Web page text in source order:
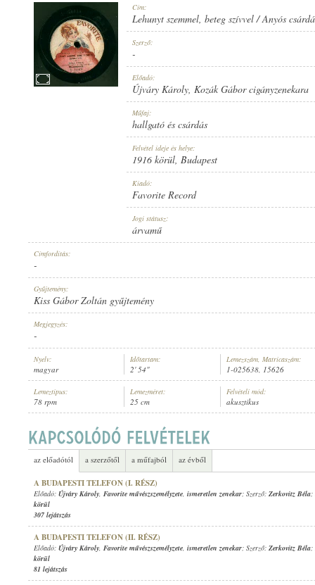
ÚJVÁRY KÁROLY KOZÁK GÁBOR CIGÁNYZENEKARA
HALLGATÓ ÉS CSÁRDÁS
LEMEZSZÁM:
Cím:
Lehunyt szemmel, beteg szívvel / Anyós
Szerző:
-
Előadó:
Újváry Károly, Kozák Gábor cigányzenekara
Műfaj:
hallgató és csárdás
Felvétel ideje és helye:
1916 körül, Budapest
Kiadó:
Favorite Record
Jogi státusz:
árvamű
Címfordítás:
-
Gyűjtemény:
Kiss Gábor Zoltán gyűjtemény
Megjegyzés:
-
Nyelv:
magyar
Időtartam:
2' 54"
Lemezszám, Matricaszám:
1-025638, 15626
Lemeztípus:
78 rpm
Lemezméret:
25 cm
Felvételi mód:
akusztikus
az előadótól a szerzőtől a műfajból az évből
A BUDAPESTI TELEFON (I. RÉSZ)
Előadó: Újváry Károly, Favorite művészszemélyzete, ismeretlen zenekar; Szerző: Zerkovitz Béla;
körül
307 lejátszás
A BUDAPESTI TELEFON (II. RÉSZ)
Előadó: Újváry Károly, Favorite művészszemélyzete, ismeretlen zenekar; Szerző: Zerkovitz Béla;
körül
81 lejátszás